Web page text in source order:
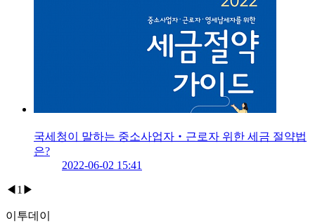
국세청이 말하는 중소사업자‧근로자 위한 세금 절약법
은?
2022-06-02 15:41
◀ 1 ▶
이투데이